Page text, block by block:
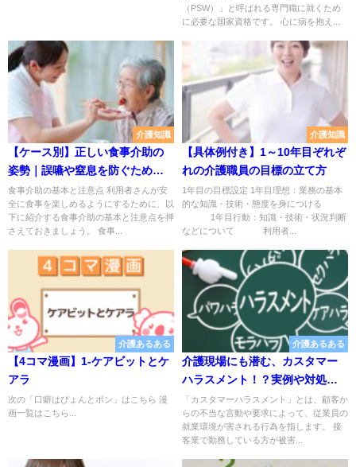
（PSW）」と呼ばれる専門職に就くため
に必要な国家資格です。 心に病を抱え...
介護知識
【ケース別】正しい食事介助の
姿勢｜誤嚥や窒息を防ぐための
注意点
食事介助の基本と注意点 利用者さんが安
全に食事を楽しめるようにするために、以
下に紹介する食事介助の基本と注意点を押
さえておきましょう。 食事...
介護知識
【具体例付き】1～10年目ぞれぞ
れの介護職員の目標の立て方
1年目の目標設定 1年目理想：業務の基本
的な知識・技術・態度を身につける
1年目行動：知識・技術・状況判断
などについて 利用者...
介護あるある
【4コマ漫画】1-ケアビットとケ
アラ
次の「口癖はぴょんとポン」はこちら 漫
画一覧はこちら...
介護あるある
介護現場にも潜む、カスタマー
ハラスメント！？実例や対処法
をご紹介！
「カスタマーハラスメント」とは、顧客か
らの不当な言動や要求によって、従業員の
就業環境が害される行為を指します。 接
客業で勤務している方が被害...